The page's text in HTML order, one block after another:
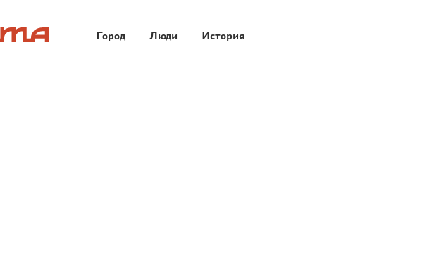
Город Люди История